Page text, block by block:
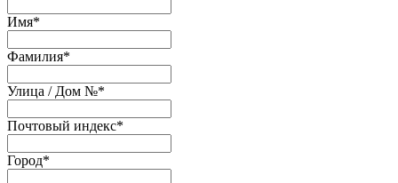
Имя*
Фамилия*
Улица / Дом №*
Почтовый индекс*
Город*